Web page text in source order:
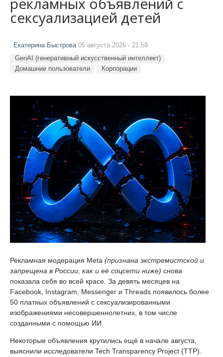
сексуализацией детей
Екатерина Быстрова05 августа 2026 - 21:59
GenAI (генеративный искусственный интеллект)
Домашние пользователи
Корпорации
Рекламная модерация Meta (признана экстремистской и
запрещена в России, как и её соцсети ниже) снова
показала себя во всей красе. За девять месяцев на
Facebook, Instagram, Messenger и Threads появилось более
50 платных объявлений с сексуализированными
изображениями несовершеннолетних, в том числе
созданными с помощью ИИ.
Некоторые объявления крутились ещё в начале августа,
выяснили исследователи Tech Transparency Project (TTP).